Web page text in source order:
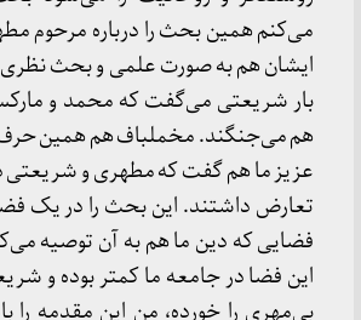
می‌کنم همین بحث را درباره مرحوم
ایشان هم به صورت علمی و بحث
بار شریعتی می‌گفت که محمد و
هم می‌جنگند. مخملباف هم همین حرف
عزیز ما هم گفت که مطهری و شریعتی
تعارض داشتند. این بحث را در یک
فضایی که دین ما هم به آن توصیه
این فضا در جامعه ما کمتر بوده و
بی‌مهری را خورده، من این مقدمه را